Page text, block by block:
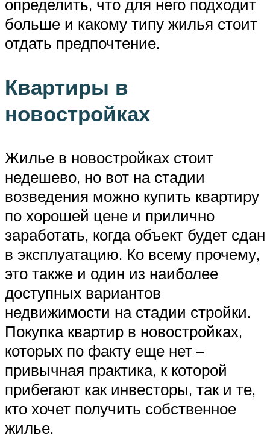
определить, что для него подходит
больше и какому типу жилья стоит
отдать предпочтение.
Квартиры в
новостройках
Жилье в новостройках стоит
недешево, но вот на стадии
возведения можно купить квартиру
по хорошей цене и прилично
заработать, когда объект будет сдан
в эксплуатацию. Ко всему прочему,
это также и один из наиболее
доступных вариантов
недвижимости на стадии стройки.
Покупка квартир в новостройках,
которых по факту еще нет –
привычная практика, к которой
прибегают как инвесторы, так и те,
кто хочет получить собственное
жилье.